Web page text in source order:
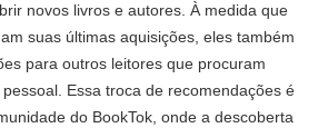
novos livros e autores. À medida que
suas últimas aquisições, eles também
para outros leitores que procuram
Essa troca de recomendações é
do BookTok, onde a descoberta